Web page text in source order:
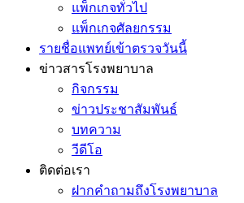
แพ็กเกจทั่วไป
แพ็กเกจศัลยกรรม
รายชื่อแพทย์เข้าตรวจวันนี้
ข่าวสารโรงพยาบาล
กิจกรรม
ข่าวประชาสัมพันธ์
บทความ
วีดีโอ
ติดต่อเรา
ฝากคำถามถึงโรงพยาบาล